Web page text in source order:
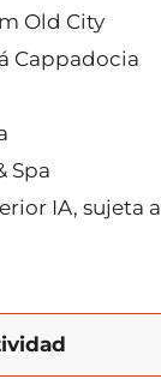
Old City
Cappadocia
Spa
IA, sujeta a